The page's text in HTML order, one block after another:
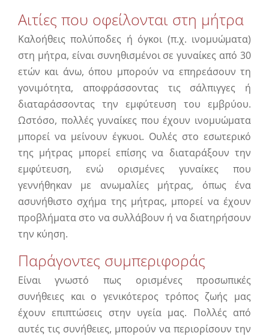
Αιτίες που οφείλονται στη μήτρα
Καλοήθεις πολύποδες ή όγκοι (π.χ. ινομυώματα)
στη μήτρα, είναι συνηθισμένοι σε γυναίκες από 30
ετών και άνω, όπου μπορούν να επηρεάσουν τη
γονιμότητα, αποφράσσοντας τις σάλπιγγες ή
διαταράσσοντας την εμφύτευση του εμβρύου.
Ωστόσο, πολλές γυναίκες που έχουν ινομυώματα
μπορεί να μείνουν έγκυοι. Ουλές στο εσωτερικό
της μήτρας μπορεί επίσης να διαταράξουν την
εμφύτευση, ενώ ορισμένες γυναίκες που
γεννήθηκαν με ανωμαλίες μήτρας, όπως ένα
ασυνήθιστο σχήμα της μήτρας, μπορεί να έχουν
προβλήματα στο να συλλάβουν ή να διατηρήσουν
την κύηση.
Παράγοντες συμπεριφοράς
Είναι γνωστό πως ορισμένες προσωπικές
συνήθειες και ο γενικότερος τρόπος ζωής μας
έχουν επιπτώσεις στην υγεία μας. Πολλές από
αυτές τις συνήθειες, μπορούν να περιορίσουν την